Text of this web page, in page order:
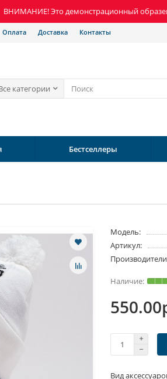
ВНИМАНИЕ! Это демонстрационный
Оплата Доставка Контакты
категории
Бестселлеры
Модель:
Артикул:
Производители
Вид